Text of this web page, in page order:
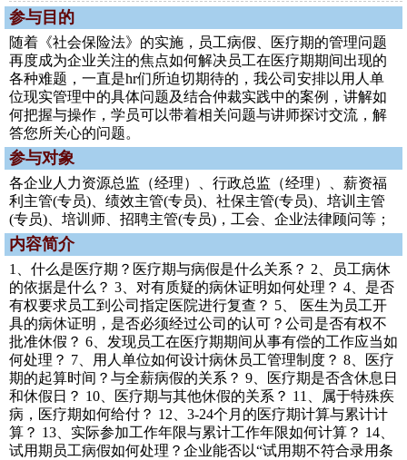
参与目的
随着《社会保险法》的实施，员工病假、医疗期的管理问题
再度成为企业关注的焦点如何解决员工在医疗期期间出现的
各种难题，一直是hr们所迫切期待的，我公司安排以用人单
位现实管理中的具体问题及结合仲裁实践中的案例，讲解如
何把握与操作，学员可以带着相关问题与讲师探讨交流，解
答您所关心的问题。
参与对象
各企业人力资源总监（经理）、行政总监（经理）、薪资福
利主管(专员)、绩效主管(专员)、社保主管(专员)、培训主管
(专员)、培训师、招聘主管(专员)，工会、企业法律顾问等；
内容简介
1、什么是医疗期？医疗期与病假是什么关系？ 2、员工病休
的依据是什么？ 3、对有质疑的病休证明如何处理？ 4、是否
有权要求员工到公司指定医院进行复查？ 5、 医生为员工开
具的病休证明，是否必须经过公司的认可？公司是否有权不
批准休假？ 6、发现员工在医疗期期间从事有偿的工作应当如
何处理？ 7、用人单位如何设计病休员工管理制度？ 8、医疗
期的起算时间？与全薪病假的关系？ 9、医疗期是否含休息日
和休假日？ 10、医疗期与其他休假的关系？ 11、属于特殊疾
病，医疗期如何给付？ 12、3-24个月的医疗期计算与累计计
算？ 13、实际参加工作年限与累计工作年限如何计算？ 14、
试用期员工病假如何处理？企业能否以“试用期不符合录用条